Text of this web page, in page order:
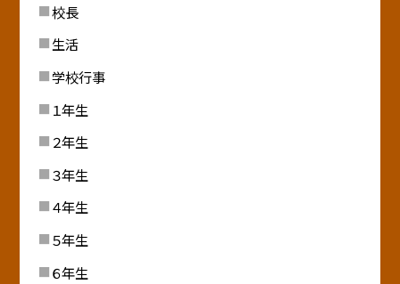
校長
生活
学校行事
１年生
２年生
３年生
４年生
５年生
６年生